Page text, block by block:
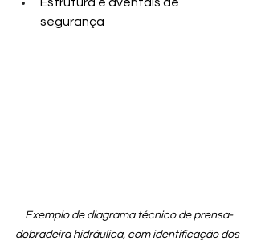
segurança
Exemplo de diagrama técnico de prensa-
dobradeira hidráulica, com identificação dos